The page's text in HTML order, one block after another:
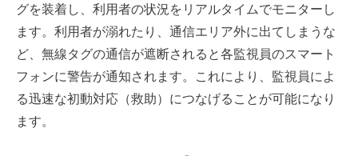
グを装着し、利用者の状況をリアルタイムでモニターし
ます。利用者が溺れたり、通信エリア外に出てしまうな
ど、無線タグの通信が遮断されると各監視員のスマート
フォンに警告が通知されます。これにより、監視員によ
る迅速な初動対応（救助）につなげることが可能になり
ます。